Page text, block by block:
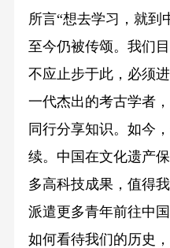
所言“想去学习，就到
至今仍被传颂。我们
不应止步于此，必须
一代杰出的考古学者
同行分享知识。如今
续。中国在文化遗产
多高科技成果，值得
派遣更多青年前往中
如何看待我们的历史